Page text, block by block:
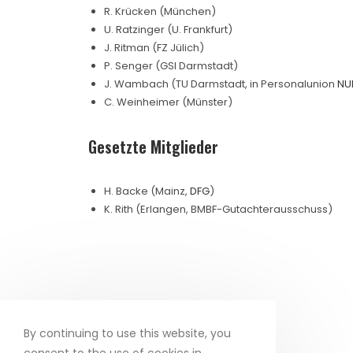
R. Krücken (München)
U. Ratzinger (U. Frankfurt)
J. Ritman (FZ Jülich)
P. Senger (GSI Darmstadt)
J. Wambach (TU Darmstadt, in Personalunion
C. Weinheimer (Münster)
Gesetzte Mitglieder
H. Backe (Mainz, DFG)
K. Rith (Erlangen, BMBF-Gutachterausschuss)
By continuing to use this website, you